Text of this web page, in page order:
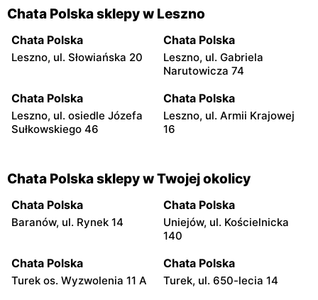
Chata Polska sklepy w Leszno
Chata Polska
Leszno, ul. Słowiańska 20
Chata Polska
Leszno, ul. Gabriela
Narutowicza 74
Chata Polska
Leszno, ul. osiedle Józefa
Sułkowskiego 46
Chata Polska
Leszno, ul. Armii Krajowej
16
Chata Polska sklepy w Twojej okolicy
Chata Polska
Baranów, ul. Rynek 14
Chata Polska
Uniejów, ul. Kościelnicka
140
Chata Polska
Turek os. Wyzwolenia 11 A
Chata Polska
Turek, ul. 650-lecia 14